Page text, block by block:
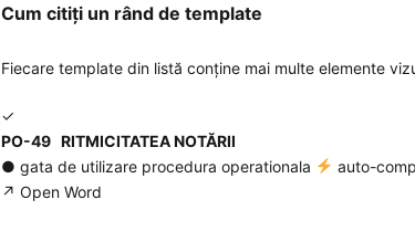
Cum citiți un rând de template
Fiecare template din listă conține mai multe elemente
✓
PO-49 RITMICITATEA NOTĂRII
● gata de utilizare procedura operationala auto-
↗ Open Word